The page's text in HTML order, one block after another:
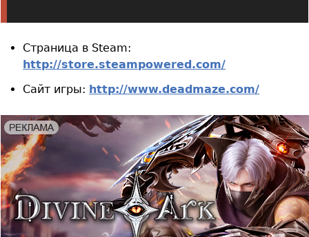
Страница в Steam:
http://store.steampowered.com/
Сайт игры: http://www.deadmaze.com/